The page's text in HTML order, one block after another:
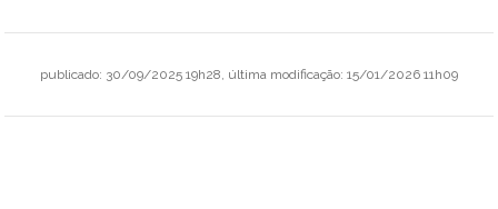
Ministério do Trabalho
publicado: 30/09/2025 19h28, última modificação: 15/01/2026 11h09